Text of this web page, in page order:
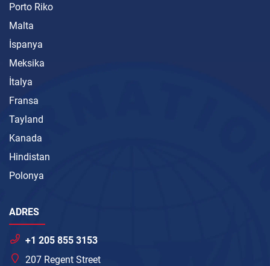
Porto Riko
Malta
İspanya
Meksika
İtalya
Fransa
Tayland
Kanada
Hindistan
Polonya
ADRES
+1 205 855 3153
207 Regent Street